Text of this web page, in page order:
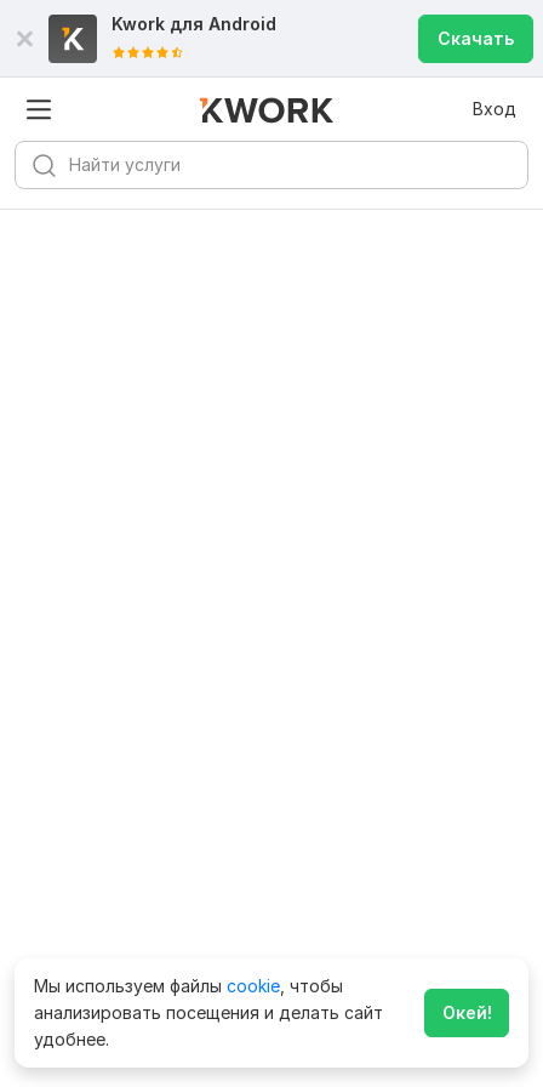
Kwork для Android
Скачать
Вход
Мы используем файлы cookie , чтобы
анализировать посещения и делать сайт
удобнее.
Окей!